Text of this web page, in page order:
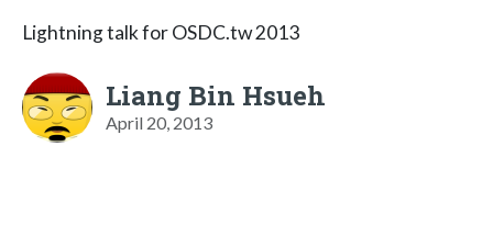
Lightning talk for OSDC.tw 2013
Liang Bin Hsueh
April 20, 2013